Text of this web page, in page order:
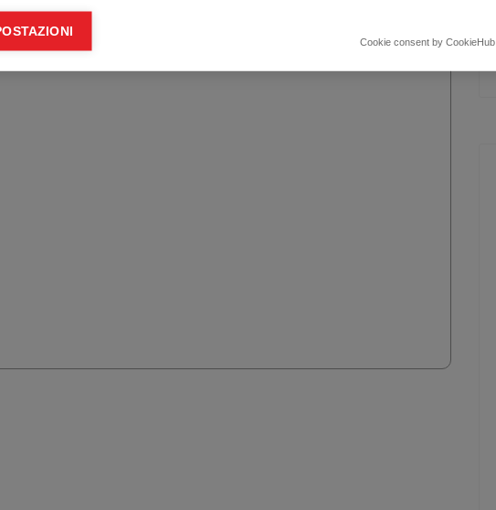
analitici ci aiutano a migliorare il nostro sito web raccogliendo e segnalando
Cookie consent by CookieHub